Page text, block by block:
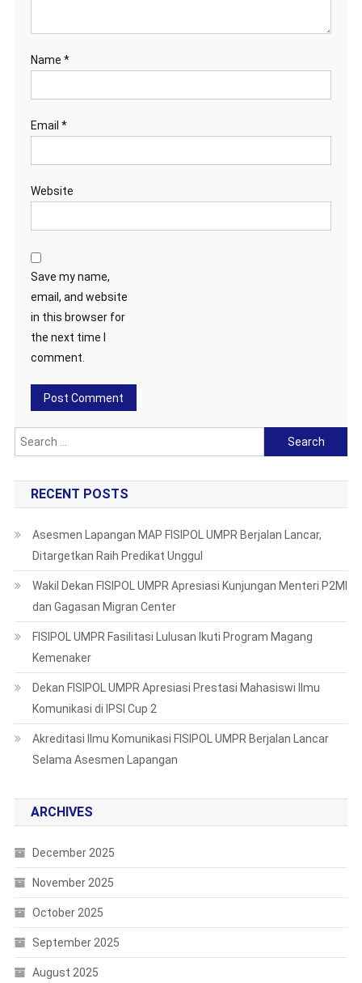
Name *
Email *
Website
Save my name,
email, and website
in this browser for
the next time I
comment.
Search
for:
RECENT POSTS
Asesmen Lapangan MAP FISIPOL UMPR Berjalan Lancar,
Ditargetkan Raih Predikat Unggul
Wakil Dekan FISIPOL UMPR Apresiasi Kunjungan Menteri P2MI
dan Gagasan Migran Center
FISIPOL UMPR Fasilitasi Lulusan Ikuti Program Magang
Kemenaker
Dekan FISIPOL UMPR Apresiasi Prestasi Mahasiswi Ilmu
Komunikasi di IPSI Cup 2
Akreditasi Ilmu Komunikasi FISIPOL UMPR Berjalan Lancar
Selama Asesmen Lapangan
ARCHIVES
December 2025
November 2025
October 2025
September 2025
August 2025